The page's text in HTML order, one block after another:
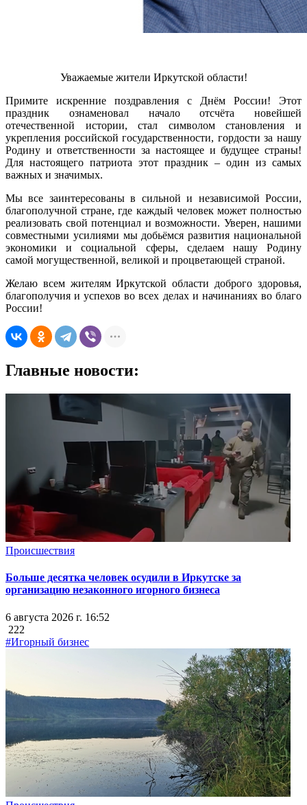
Уважаемые жители Иркутской области!
Примите искренние поздравления с Днём России! Этот
праздник ознаменовал начало отсчёта новейшей
отечественной истории, стал символом становления и
укрепления российской государственности, гордости за нашу
Родину и ответственности за настоящее и будущее страны!
Для настоящего патриота этот праздник – один из самых
важных и значимых.
Мы все заинтересованы в сильной и независимой России,
благополучной стране, где каждый человек может полностью
реализовать свой потенциал и возможности. Уверен, нашими
совместными усилиями мы добьёмся развития национальной
экономики и социальной сферы, сделаем нашу Родину
самой могущественной, великой и процветающей страной.
Желаю всем жителям Иркутской области доброго здоровья,
благополучия и успехов во всех делах и начинаниях во благо
России!
Главные новости:
Происшествия
Больше десятка человек осудили в Иркутске за
организацию незаконного игорного бизнеса
6 августа 2026 г. 16:52
222
#Игорный бизнес